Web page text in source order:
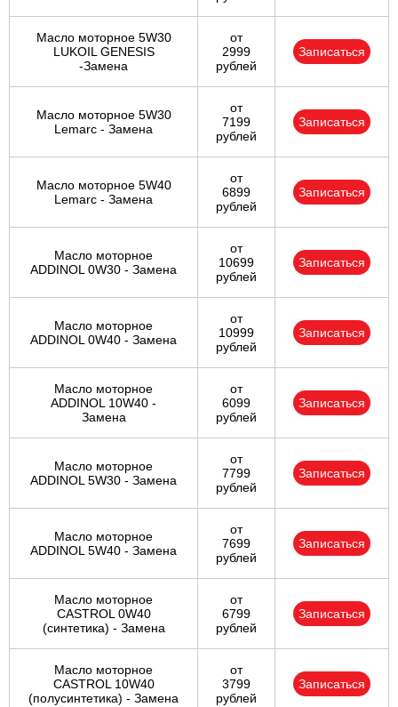
Масло моторное 5W30
LUKOIL GENESIS
-Замена
от
2999
рублей
Записаться
Масло моторное 5W30
Lemarc - Замена
от
7199
рублей
Записаться
Масло моторное 5W40
Lemarc - Замена
от
6899
рублей
Записаться
Масло моторное
ADDINOL 0W30 - Замена
от
10699
рублей
Записаться
Масло моторное
ADDINOL 0W40 - Замена
от
10999
рублей
Записаться
Масло моторное
ADDINOL 10W40 -
Замена
от
6099
рублей
Записаться
Масло моторное
ADDINOL 5W30 - Замена
от
7799
рублей
Записаться
Масло моторное
ADDINOL 5W40 - Замена
от
7699
рублей
Записаться
Масло моторное
CASTROL 0W40
(синтетика) - Замена
от
6799
рублей
Записаться
Масло моторное
CASTROL 10W40
(полусинтетика) - Замена
от
3799
рублей
Записаться